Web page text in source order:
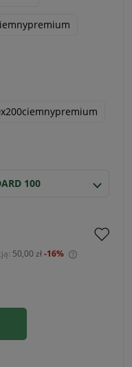
100
50,00 zł-16%